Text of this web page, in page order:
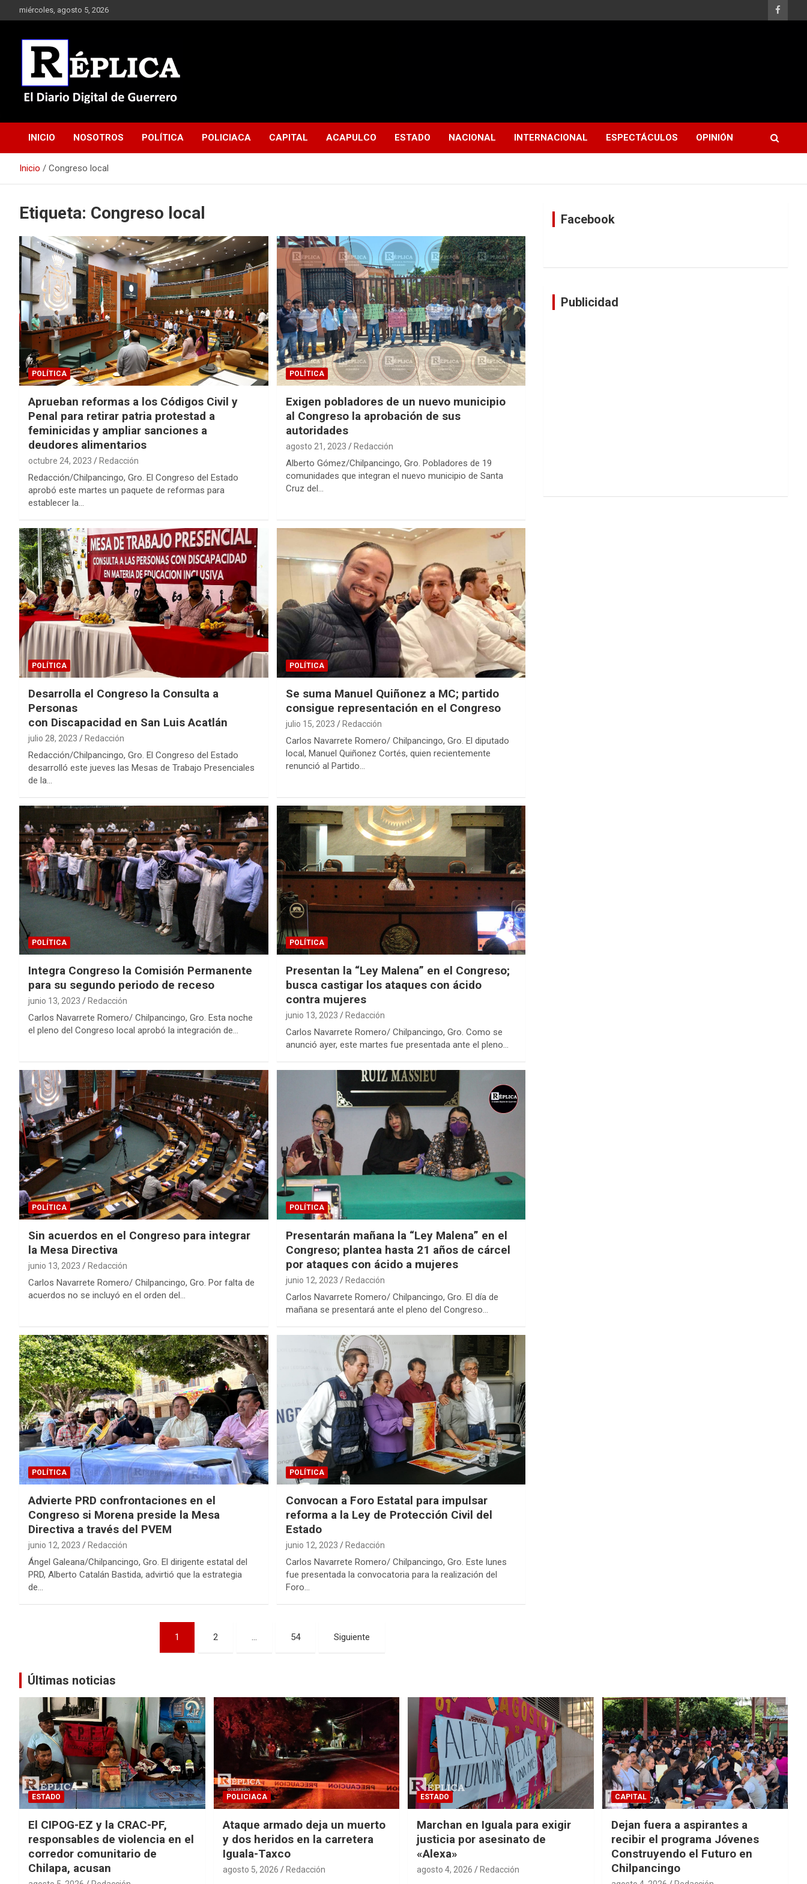
al
miércoles, agosto 5, 2026
Réplica
INICIO NOSOTROS POLÍTICA POLICIACA CAPITAL ACAPULCO ESTADO NACIONAL INTERNACIONAL ESPECTÁCULOS OPINIÓN
Inicio Congreso local
Etiqueta: Congreso local
POLÍTICA
Aprueban reformas a los Códigos Civil y
Penal para retirar patria protestad a
feminicidas y ampliar sanciones a
deudores alimentarios
octubre 24, 2023 Redacción
Redacción/Chilpancingo, Gro. El Congreso del Estado
aprobó este martes un paquete de reformas para
establecer la…
POLÍTICA
Exigen pobladores de un nuevo municipio
al Congreso la aprobación de sus
autoridades
agosto 21, 2023 Redacción
Alberto Gómez/Chilpancingo, Gro. Pobladores de 19
comunidades que integran el nuevo municipio de Santa
Cruz del…
POLÍTICA
Desarrolla el Congreso la Consulta a
Personas
con Discapacidad en San Luis Acatlán
julio 28, 2023 Redacción
Redacción/Chilpancingo, Gro. El Congreso del Estado
desarrolló este jueves las Mesas de Trabajo Presenciales
de la…
POLÍTICA
Se suma Manuel Quiñonez a MC; partido
consigue representación en el Congreso
julio 15, 2023 Redacción
Carlos Navarrete Romero/ Chilpancingo, Gro. El diputado
local, Manuel Quiñonez Cortés, quien recientemente
renunció al Partido…
POLÍTICA
Integra Congreso la Comisión Permanente
para su segundo periodo de receso
junio 13, 2023 Redacción
Carlos Navarrete Romero/ Chilpancingo, Gro. Esta noche
el pleno del Congreso local aprobó la integración de…
POLÍTICA
Presentan la “Ley Malena” en el Congreso;
busca castigar los ataques con ácido
contra mujeres
junio 13, 2023 Redacción
Carlos Navarrete Romero/ Chilpancingo, Gro. Como se
anunció ayer, este martes fue presentada ante el pleno…
POLÍTICA
Sin acuerdos en el Congreso para integrar
la Mesa Directiva
junio 13, 2023 Redacción
Carlos Navarrete Romero/ Chilpancingo, Gro. Por falta de
acuerdos no se incluyó en el orden del…
POLÍTICA
Presentarán mañana la “Ley Malena” en el
Congreso; plantea hasta 21 años de cárcel
por ataques con ácido a mujeres
junio 12, 2023 Redacción
Carlos Navarrete Romero/ Chilpancingo, Gro. El día de
mañana se presentará ante el pleno del Congreso…
POLÍTICA
Advierte PRD confrontaciones en el
Congreso si Morena preside la Mesa
Directiva a través del PVEM
junio 12, 2023 Redacción
Ángel Galeana/Chilpancingo, Gro. El dirigente estatal del
PRD, Alberto Catalán Bastida, advirtió que la estrategia
de…
POLÍTICA
Convocan a Foro Estatal para impulsar
reforma a la Ley de Protección Civil del
Estado
junio 12, 2023 Redacción
Carlos Navarrete Romero/ Chilpancingo, Gro. Este lunes
fue presentada la convocatoria para la realización del
Foro…
entradas
1 2 … 54 Siguiente
Facebook
Publicidad
Últimas noticias
ESTADO
El CIPOG-EZ y la CRAC-PF,
responsables de violencia en el
corredor comunitario de
Chilapa, acusan
POLICIACA
Ataque armado deja un muerto
y dos heridos en la carretera
Iguala-Taxco
agosto 5, 2026 Redacción
ESTADO
Marchan en Iguala para exigir
justicia por asesinato de
«Alexa»
agosto 4, 2026 Redacción
CAPITAL
Dejan fuera a aspirantes a
recibir el programa Jóvenes
Construyendo el Futuro en
Chilpancingo